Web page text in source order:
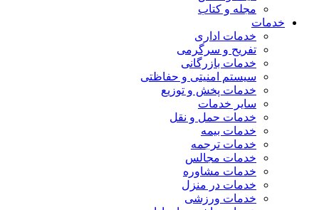
مجله و کتاب
خدمات
خدمات اداری
تفریح و سرگرمی
خدمات بازرگانی
سیستم امنیتی و حفاظتی
خدمات پخش و توزیع
سایر خدمات
خدمات حمل و نقل
خدمات بیمه
خدمات ترجمه
خدمات مجالس
خدمات مشاوره
خدمات در منزل
خدمات ورزشی